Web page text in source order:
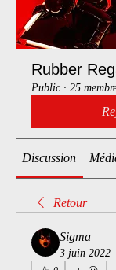
Rubber
Public · 25
Discussion
Retour
Sigma
3 juin 2022 ·